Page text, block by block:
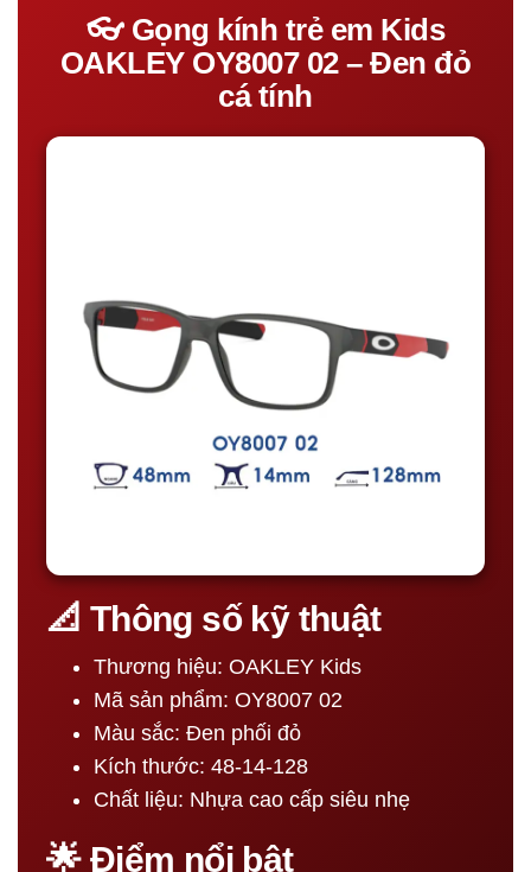
👓 Gọng kính trẻ em Kids
OAKLEY OY8007 02 – Đen đỏ
cá tính
📐 Thông số kỹ thuật
Thương hiệu: OAKLEY Kids
Mã sản phẩm: OY8007 02
Màu sắc: Đen phối đỏ
Kích thước: 48-14-128
Chất liệu: Nhựa cao cấp siêu nhẹ
🌟 Điểm nổi bật